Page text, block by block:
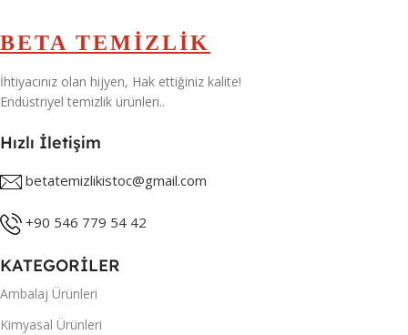
BETA TEMİZLİK
İhtiyacınız olan hijyen, Hak ettiğiniz kalite!
Endüstriyel temizlik ürünleri..
Hızlı İletişim
betatemizlikistoc@gmail.com
+90 546 779 54 42
KATEGORİLER
Ambalaj Ürünleri
Kimyasal Ürünleri